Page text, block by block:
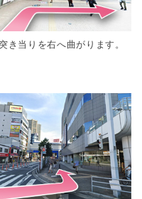
き当りを右へ曲がります。